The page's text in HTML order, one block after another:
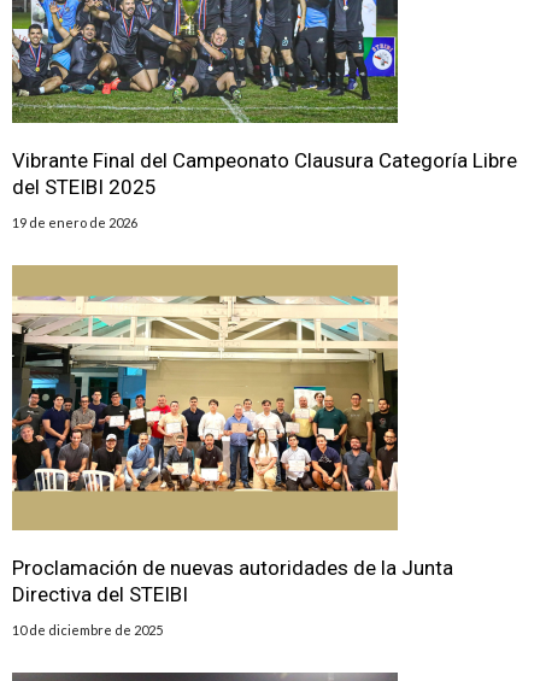
️Vibrante Final del Campeonato Clausura Categoría Libre
del STEIBI 2025
19 de enero de 2026
Proclamación de nuevas autoridades de la Junta
Directiva del STEIBI
10 de diciembre de 2025